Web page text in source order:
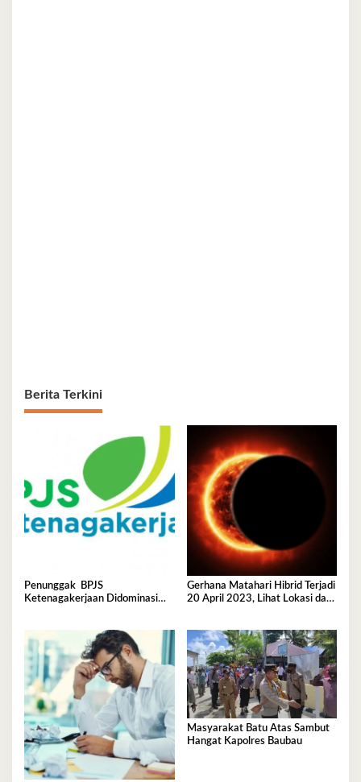
Berita Terkini
Penunggak BPJS
Ketenagakerjaan Didominasi
Gerhana Matahari Hibrid Terjadi
20 April 2023, Lihat Lokasi dan
Masyarakat Batu Atas Sambut
Hangat Kapolres Baubau